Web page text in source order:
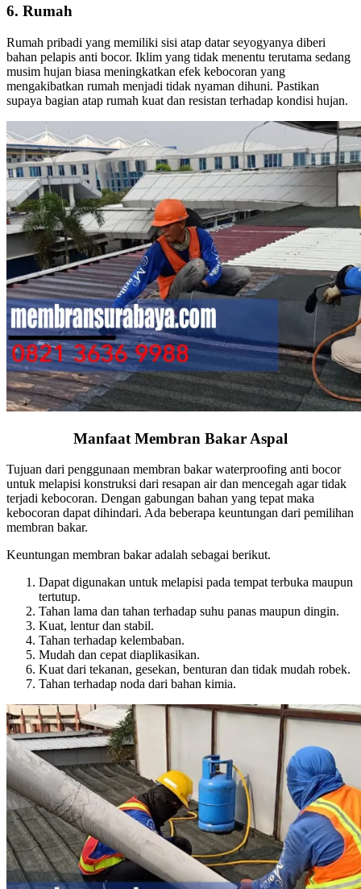
6. Rumah
Rumah pribadi yang memiliki sisi atap datar seyogyanya diberi
bahan pelapis anti bocor. Iklim yang tidak menentu terutama sedang
musim hujan biasa meningkatkan efek kebocoran yang
mengakibatkan rumah menjadi tidak nyaman dihuni. Pastikan
supaya bagian atap rumah kuat dan resistan terhadap kondisi hujan.
Manfaat Membran Bakar Aspal
Tujuan dari penggunaan membran bakar waterproofing anti bocor
untuk melapisi konstruksi dari resapan air dan mencegah agar tidak
terjadi kebocoran. Dengan gabungan bahan yang tepat maka
kebocoran dapat dihindari. Ada beberapa keuntungan dari pemilihan
membran bakar.
Keuntungan membran bakar adalah sebagai berikut.
Dapat digunakan untuk melapisi pada tempat terbuka maupun
tertutup.
Tahan lama dan tahan terhadap suhu panas maupun dingin.
Kuat, lentur dan stabil.
Tahan terhadap kelembaban.
Mudah dan cepat diaplikasikan.
Kuat dari tekanan, gesekan, benturan dan tidak mudah robek.
Tahan terhadap noda dari bahan kimia.